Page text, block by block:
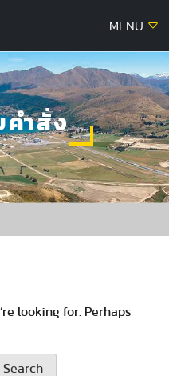
MENU
คำสั่ง
looking for. Perhaps